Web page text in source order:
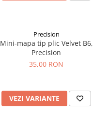
Precision
Mini-mapa tip plic Velvet B6,
Precision
35,00 RON
VEZI VARIANTE